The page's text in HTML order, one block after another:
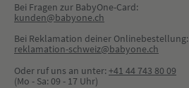
Bei Fragen zur BabyOne-Card:
kunden@babyone.ch
Bei Reklamation deiner Onlinebestellung:
reklamation-schweiz@babyone.ch
Oder ruf uns an unter:+41 44 743 80 09
(Mo - Sa: 09 - 17 Uhr)